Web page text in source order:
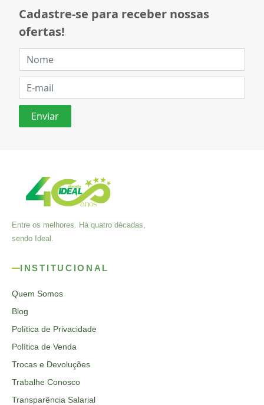
Cadastre-se para receber nossas
ofertas!
Entre os melhores. Há quatro décadas,
sendo Ideal.
INSTITUCIONAL
Quem Somos
Blog
Política de Privacidade
Política de Venda
Trocas e Devoluções
Trabalhe Conosco
Transparência Salarial